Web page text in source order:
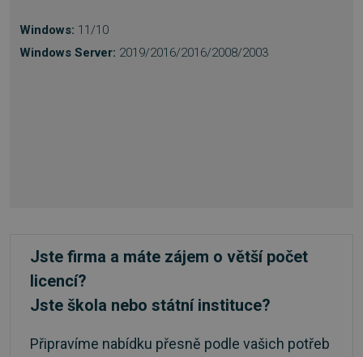
Windows: 11/10
Windows Server: 2019/2016/2016/2008/2003
Jste firma a máte zájem o větší počet
licencí?
Jste škola nebo státní instituce?
Připravíme nabídku přesně podle vašich potřeb
Funkční soubory
__cf_bm
Cloudflare Inc.